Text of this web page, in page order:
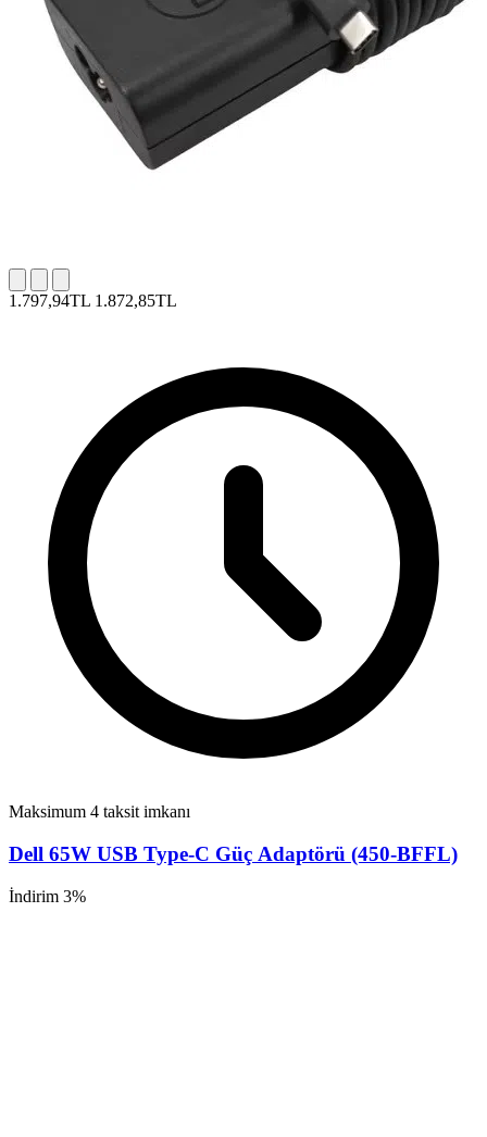
1.797,94TL 1.872,85TL
Maksimum 4 taksit imkanı
Dell 65W USB Type-C Güç Adaptörü (450-BFFL)
İndirim 3%